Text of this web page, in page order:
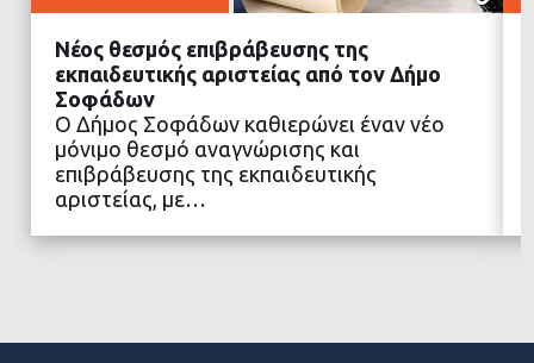
ΔΙΑΒΑΣΤΕ ΠΕΡΙΣΣΟΤΕΡΑ
Νέος θεσμός επιβράβευσης της
εκπαιδευτικής αριστείας από τον Δήμο
Σοφάδων
Ο Δήμος Σοφάδων καθιερώνει έναν νέο
μόνιμο θεσμό αναγνώρισης και
επιβράβευσης της εκπαιδευτικής
αριστείας, με…